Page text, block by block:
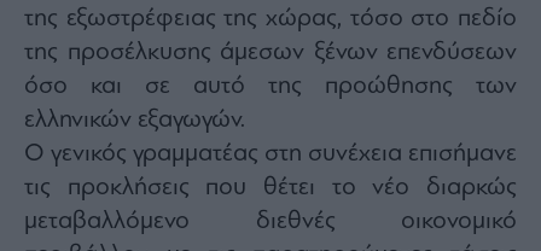
submitting
email,
you
to
Terms
της εξωστρέφειας της χώρας, τόσο στο πεδίο
της προσέλκυσης άμεσων ξένων επενδύσεων
όσο και σε αυτό της προώθησης των
ελληνικών εξαγωγών.
Ο γενικός γραμματέας στη συνέχεια επισήμανε
τις προκλήσεις που θέτει το νέο διαρκώς
μεταβαλλόμενο διεθνές οικονομικό